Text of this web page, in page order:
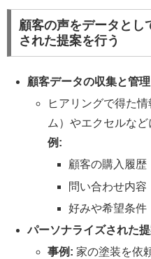
顧客の声をデータとし
された提案を行う
顧客データの収集と管理
ヒアリングで得た
ム）やエクセルな
例:
顧客の購入履歴
問い合わせ内容
好みや希望条件
パーソナライズされた
事例: 家の塗装を依